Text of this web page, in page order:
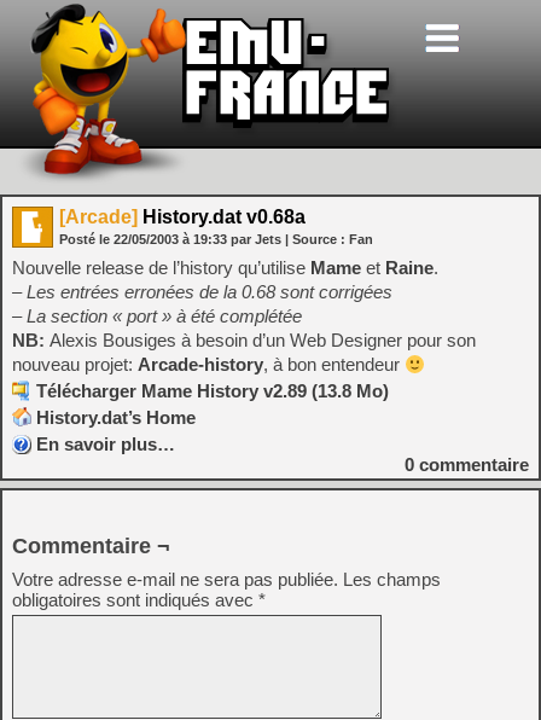
[Arcade] History.dat v0.68a
Posté le 22/05/2003 à 19:33 par Jets | Source : Fan
Nouvelle release de l’history qu’utilise Mame et Raine.
– Les entrées erronées de la 0.68 sont corrigées
– La section « port » à été complétée
NB: Alexis Bousiges à besoin d’un Web Designer pour son
nouveau projet: Arcade-history, à bon entendeur
Télécharger Mame History v2.89 (13.8 Mo)
History.dat’s Home
En savoir plus…
0 commentaire
Commentaire ¬
Votre adresse e-mail ne sera pas publiée. Les champs
obligatoires sont indiqués avec *